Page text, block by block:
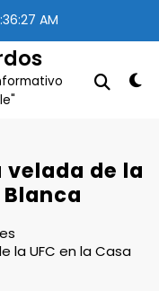
AM
de la
Blanca
la UFC en la Casa